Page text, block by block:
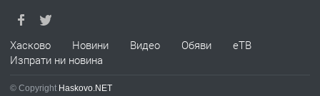
Хасково Новини Видео Обяви
еТВ
Изпрати ни новина
© Copyright Haskovo.NET